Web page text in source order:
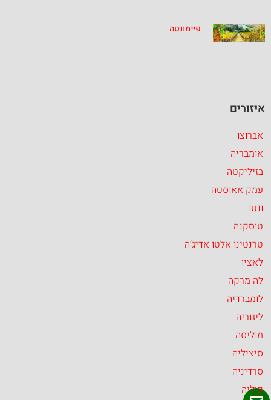
פיימונטה
איזורים
אברוצו
אומבריה
בזיליקטה
עמק אאוסטה
ונטו
טוסקנה
טרנטינו אלטו אדיג’ה
לאציו
לה מרקה
לומברדיה
ליגוריה
מוליסה
סיציליה
סרדיניה
פוליה